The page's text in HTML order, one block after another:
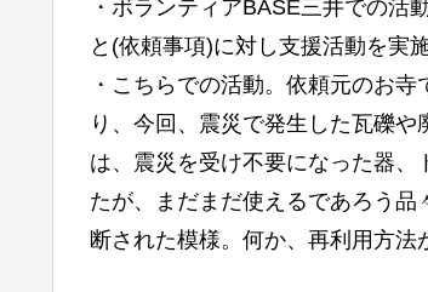
・ボランティアBASE三井での活
と(依頼事項)に対し支援活動を実施
・こちらでの活動。依頼元のお
り、今回、震災で発生した瓦礫
は、震災を受け不要になった器
たが、まだまだ使えるであろう
断された模様。何か、再利用方法